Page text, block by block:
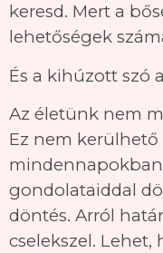
keresd. Mert a
lehetőségek
És a kihúzott szó
Az életünk nem
Ez nem kerülhető
gondolataiddal
döntés. Arról
cselekszel.